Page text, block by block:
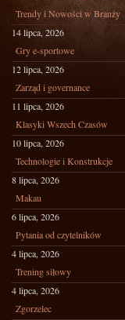
Trendy i Nowości w Branży
14 lipca, 2026
Gry e-sportowe
12 lipca, 2026
Zarząd i governance
11 lipca, 2026
Klasyki Wszech Czasów
10 lipca, 2026
Technologie i Konstrukcje
8 lipca, 2026
Makau
6 lipca, 2026
Pytania od czytelników
4 lipca, 2026
Trening siłowy
4 lipca, 2026
Zgorzelec